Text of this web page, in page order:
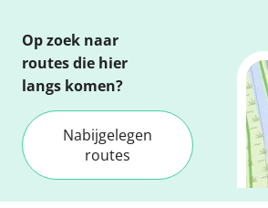
Op zoek naar
routes die hier
langs komen?
Nabijgelegen
routes